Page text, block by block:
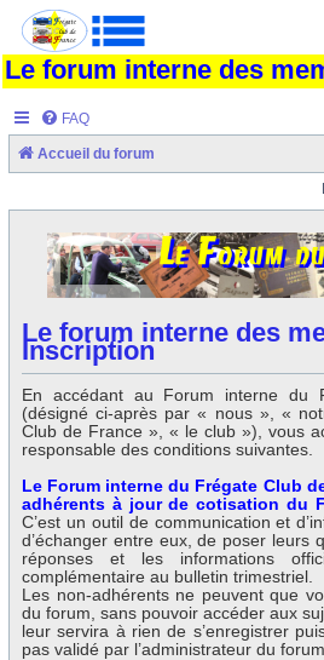
Le forum interne des
FAQ
Accueil du forum
Le forum interne des
Inscription
En accédant au Forum interne du
(désigné ci-après par « nous », «
Club de France », « le club »), vous
responsable des conditions suivantes.
Le Forum interne du Frégate Club
adhérents à jour de cotisation du
C’est un outil de communication et
d’échanger entre eux, de poser leurs
réponses et les informations
complémentaire au bulletin trimestriel.
Les non-adhérents ne peuvent que
du forum, sans pouvoir accéder aux
leur servira à rien de s’enregistrer
pas validé par l’administrateur du forum.